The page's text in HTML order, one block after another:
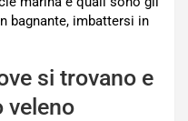
bagnante, imbattersi in
si trovano e
veleno